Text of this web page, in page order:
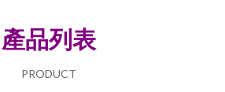
產品列表
PRODUCT